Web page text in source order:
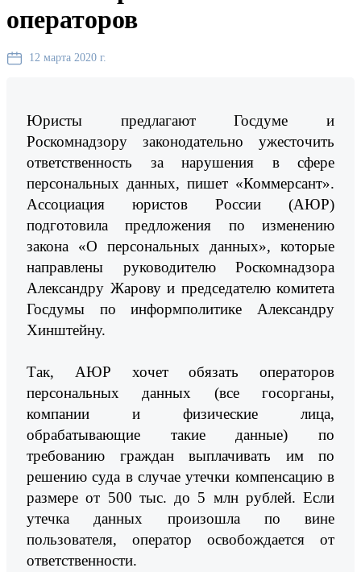
операторов
12 марта 2020 г.
Юристы предлагают Госдуме и
Роскомнадзору законодательно ужесточить
ответственность за нарушения в сфере
персональных данных, пишет «Коммерсант».
Ассоциация юристов России (АЮР)
подготовила предложения по изменению
закона «О персональных данных», которые
направлены руководителю Роскомнадзора
Александру Жарову и председателю комитета
Госдумы по информполитике Александру
Хинштейну.
Так, АЮР хочет обязать операторов
персональных данных (все госорганы,
компании и физические лица,
обрабатывающие такие данные) по
требованию граждан выплачивать им по
решению суда в случае утечки компенсацию в
размере от 500 тыс. до 5 млн рублей. Если
утечка данных произошла по вине
пользователя, оператор освобождается от
ответственности.